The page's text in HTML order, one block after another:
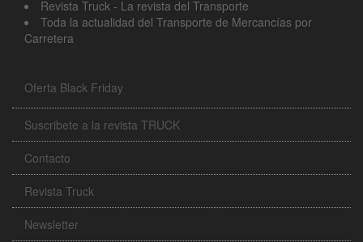
Revista Truck - La revista del Transporte
Toda la actualidad del Transporte de Mercancías por
Carretera
Oferta Black Friday
Suscribete a la revista TRUCK
Contacto
Revista Truck
Newsletter